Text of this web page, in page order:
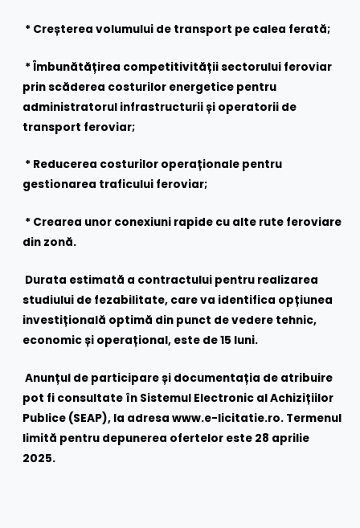
* Creșterea volumului de transport pe calea ferată;
* Îmbunătățirea competitivității sectorului feroviar
prin scăderea costurilor energetice pentru
administratorul infrastructurii și operatorii de
transport feroviar;
* Reducerea costurilor operaționale pentru
gestionarea traficului feroviar;
* Crearea unor conexiuni rapide cu alte rute feroviare
din zonă.
Durata estimată a contractului pentru realizarea
studiului de fezabilitate, care va identifica opțiunea
investițională optimă din punct de vedere tehnic,
economic și operațional, este de 15 luni.
Anunțul de participare și documentația de atribuire
pot fi consultate în Sistemul Electronic al Achizițiilor
Publice (SEAP), la adresa www.e-licitatie.ro. Termenul
limită pentru depunerea ofertelor este 28 aprilie
2025.